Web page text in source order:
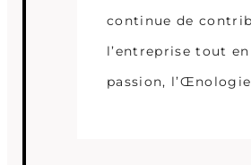
continue de
l’entreprise tout
passion,